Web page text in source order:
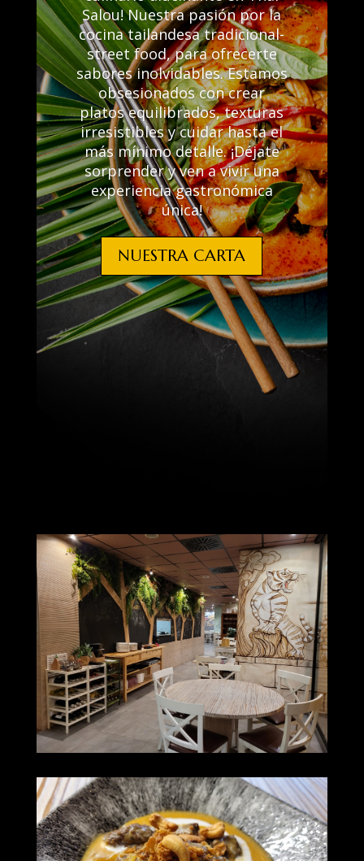
Salou! Nuestra pasión por la
cocina tailandesa tradicional-
street food, para ofrecerte
sabores inolvidables. Estamos
obsesionados con crear
platos equilibrados, texturas
irresistibles y cuidar hasta el
más mínimo detalle. ¡Déjate
sorprender y ven a vivir una
experiencia gastronómica
única!
NUESTRA CARTA